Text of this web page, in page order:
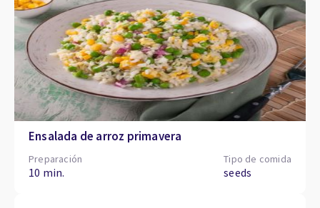
Ensalada de arroz primavera
Preparación
10 min.
Tipo de comida
seeds